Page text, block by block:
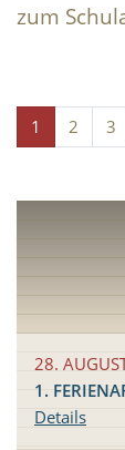
zum
1 2 3
28.
1.
Details